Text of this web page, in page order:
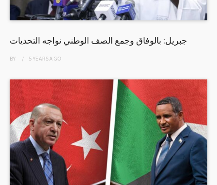
جبريل: بالوفاق وجمع الصف الوطني نواجه التحديات
BY 5 YEARSAGO